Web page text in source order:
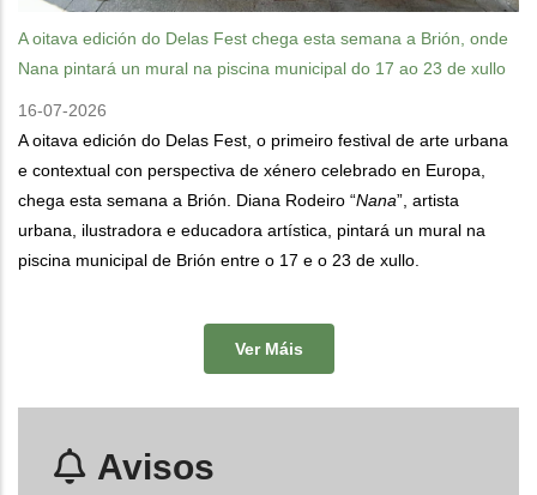
A oitava edición do Delas Fest chega esta semana a Brión, onde
Nana pintará un mural na piscina municipal do 17 ao 23 de xullo
16-07-2026
A oitava edición do Delas Fest, o primeiro festival de arte urbana
e contextual con perspectiva de xénero celebrado en Europa,
chega esta semana a Brión. Diana Rodeiro “Nana”, artista
urbana, ilustradora e educadora artística, pintará un mural na
piscina municipal de Brión entre o 17 e o 23 de xullo.
Ver Máis
Avisos